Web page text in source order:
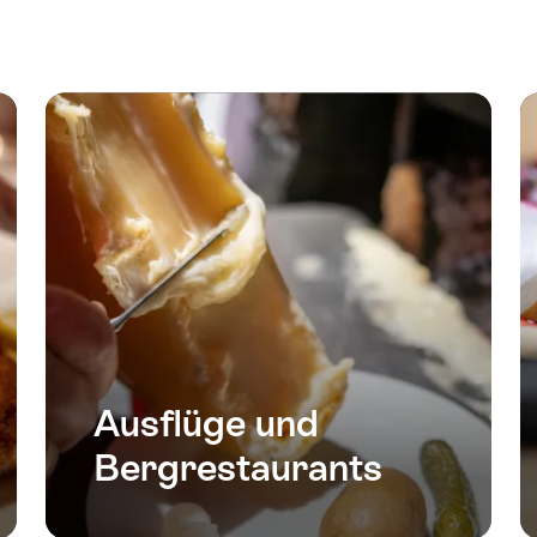
Ausflüge und
Bergrestaurants